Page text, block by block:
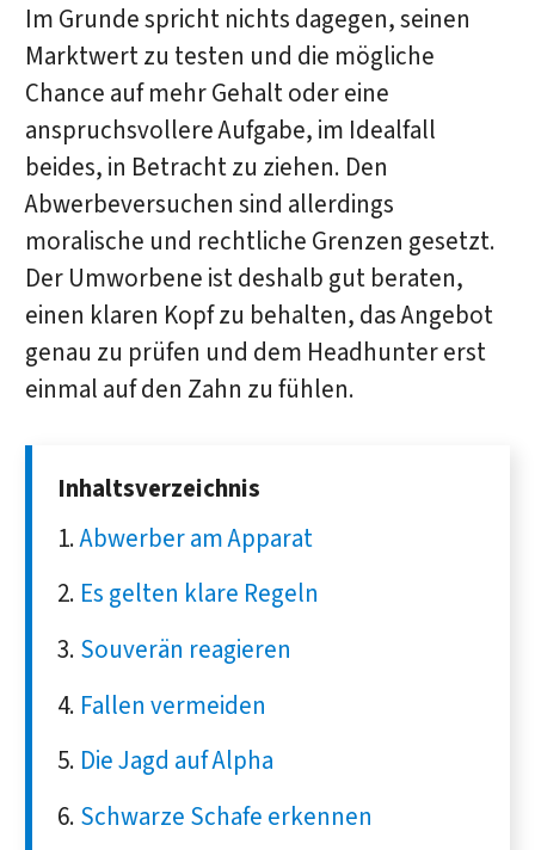
Im Grunde spricht nichts dagegen, seinen
Marktwert zu testen und die mögliche
Chance auf mehr Gehalt oder eine
anspruchsvollere Aufgabe, im Idealfall
beides, in Betracht zu ziehen. Den
Abwerbeversuchen sind allerdings
moralische und rechtliche Grenzen gesetzt.
Der Umworbene ist deshalb gut beraten,
einen klaren Kopf zu behalten, das Angebot
genau zu prüfen und dem Headhunter erst
einmal auf den Zahn zu fühlen.
Inhaltsverzeichnis
Abwerber am Apparat
Es gelten klare Regeln
Souverän reagieren
Fallen vermeiden
Die Jagd auf Alpha
Schwarze Schafe erkennen